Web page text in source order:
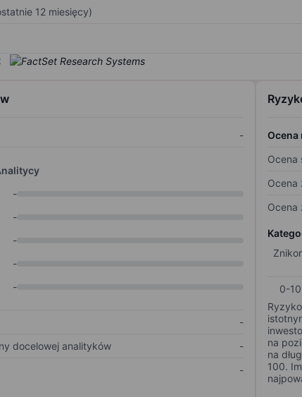
12 miesięcy)
-
-
-
-
-
-
-
docelowej analityków
-
-
Ocena
Ocena
Ocena
Ocena
0-10
na
na
100.